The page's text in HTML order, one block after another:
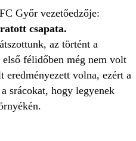
Győr vezetőedzője:
csapata.
az történt a
félidőben még nem volt
volna, ezért a
srácokat, hogy legyenek